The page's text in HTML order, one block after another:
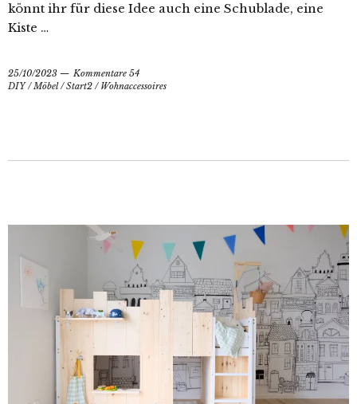
könnt ihr für diese Idee auch eine Schublade, eine
Kiste …
25/10/2023
Kommentare 54
DIY/Möbel/Start2 / Wohnaccessoires